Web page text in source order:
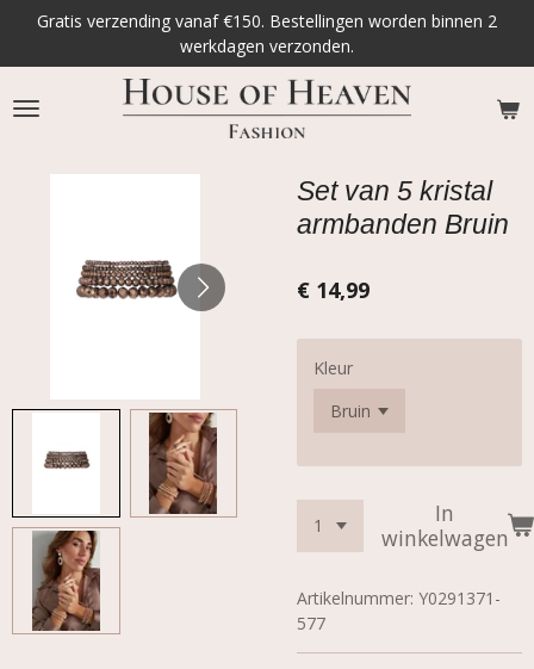
naar
de
hoofdinhoud
Gratis verzending vanaf €150. Bestellingen worden binnen 2
werkdagen verzonden.
Set van 5 kristal
armbanden Bruin
€ 14,99
Kleur
In
winkelwagen
Artikelnummer: Y0291371-
577